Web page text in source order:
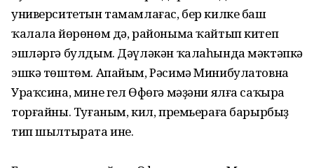
университетын тамамлағас, бер килке баш
ҡалала йөрөнөм дә, районыма ҡайтып китеп
эшләргә булдым. Дәүләкән ҡалаһында мәктәпкә
эшкә төштөм. Апайым, Рәсимә Минибулатовна
Ураҡсина, мине гел Өфөгә мәҙәни ялға саҡыра
торғайны. Туғаным, кил, премьераға барырбыҙ
тип шылтырата ине.